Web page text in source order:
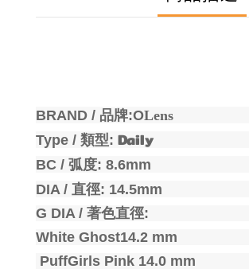
BRAND / 品牌:OLens
Type / 類型: Daily
BC / 弧度: 8.6mm
DIA / 直徑: 14.5mm
G DIA / 著色直徑:
White Ghost14.2 mm
PuffGirls Pink 14.0 mm